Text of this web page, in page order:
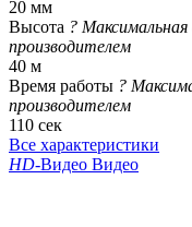
20 мм
Высота ?
производителем
40 м
Время работы ?
производителем
110 сек
Все характеристики
HD-Видео Видео